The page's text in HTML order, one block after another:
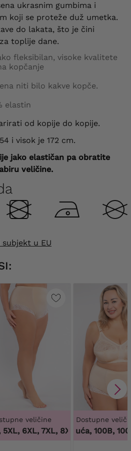
ukrasnim gumbima i
koji se proteže duž umetka.
do lakata, što je čini
toplije dane.
fleksibilan, visoke kvalitete
kopčanje
niti bilo kakve kopče.
elastin
od kopije do kopije.
i visok je 172 cm.
jako elastičan pa obratite
veličine.
u EU
veličine
6XL, 7XL, 8XL, 9XL,3XL,
Dostupne
100 tisuća, 100B, 100C,